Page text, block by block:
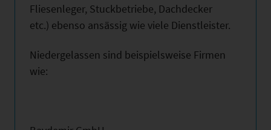
Fliesenleger, Stuckbetriebe, Dachdecker
etc.) ebenso ansässig wie viele Dienstleister.
Niedergelassen sind beispielsweise Firmen
wie: